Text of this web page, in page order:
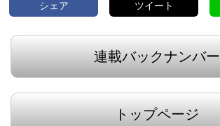
シェア ツイート
連載バックナンバー
トップページ